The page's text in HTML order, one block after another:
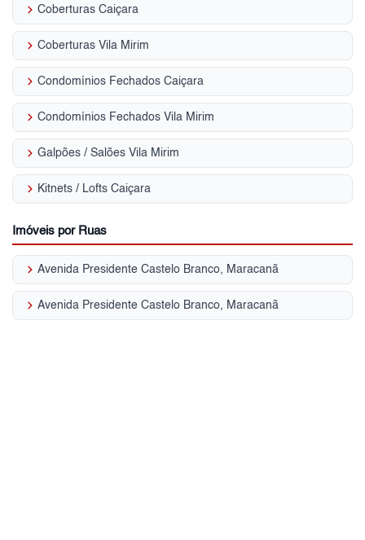
keyboard_arrow_right Coberturas Caiçara
keyboard_arrow_right Coberturas Vila Mirim
keyboard_arrow_right Condomínios Fechados Caiçara
keyboard_arrow_right Condomínios Fechados Vila Mirim
keyboard_arrow_right Galpões / Salões Vila Mirim
keyboard_arrow_right Kitnets / Lofts Caiçara
Imóveis por Ruas
keyboard_arrow_right Avenida Presidente Castelo Branco, Maracanã
keyboard_arrow_right Avenida Presidente Castelo Branco, Maracanã